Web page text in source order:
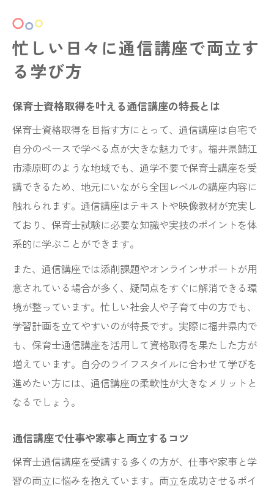
忙しい日々に通信講座で両立す
る学び方
保育士資格取得を叶える通信講座の特長とは
保育士資格取得を目指す方にとって、通信講座は自宅で
自分のペースで学べる点が大きな魅力です。福井県鯖江
市漆原町のような地域でも、通学不要で保育士講座を受
講できるため、地元にいながら全国レベルの講座内容に
触れられます。通信講座はテキストや映像教材が充実し
ており、保育士試験に必要な知識や実技のポイントを体
系的に学ぶことができます。
また、通信講座では添削課題やオンラインサポートが用
意されている場合が多く、疑問点をすぐに解消できる環
境が整っています。忙しい社会人や子育て中の方でも、
学習計画を立てやすいのが特長です。実際に福井県内で
も、保育士通信講座を活用して資格取得を果たした方が
増えています。自分のライフスタイルに合わせて学びを
進めたい方には、通信講座の柔軟性が大きなメリットと
なるでしょう。
通信講座で仕事や家事と両立するコツ
保育士通信講座を受講する多くの方が、仕事や家事と学
習の両立に悩みを抱えています。両立を成功させるポイ